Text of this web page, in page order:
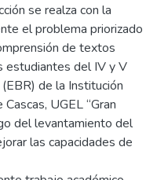
se realza con la
el problema priorizado
de textos
estudiantes del IV y V
de la Institución
UGEL “Gran
del levantamiento del
las capacidades de